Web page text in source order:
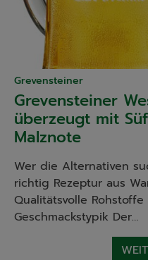
Grevensteiner
Grevensteiner
überzeugt mit
Malznote
Wer die Alternativen
richtig Rezeptur aus
Qualitätsvolle
Geschmackstypik Der…